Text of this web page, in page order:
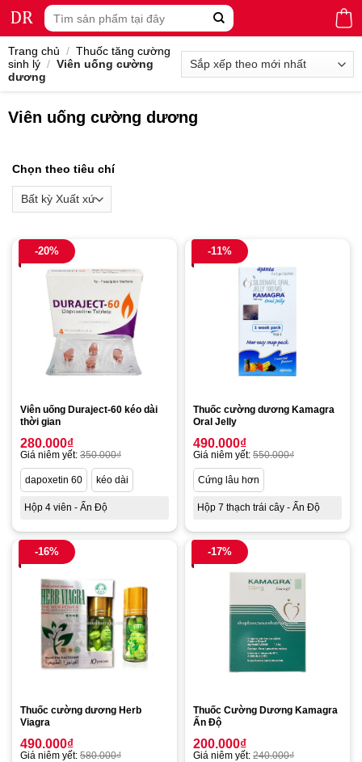
Tìm
kiếm:
Trang chủ / Thuốc tăng cường
sinh lý / Viên uống cường
dương
Viên uống cường dương
Chọn theo tiêu chí
-20%
Viên uống Duraject-60 kéo dài
thời gian
280.000₫
Giá niêm yết: 350.000₫
dapoxetin 60 kéo dài
Hộp 4 viên - Ấn Độ
-11%
Thuốc cường dương Kamagra
Oral Jelly
490.000₫
Giá niêm yết: 550.000₫
Cứng lâu hơn
Hộp 7 thạch trái cây - Ấn Độ
-16%
Thuốc cường dương Herb
Viagra
490.000₫
Giá niêm yết: 580.000₫
-17%
Thuốc Cường Dương Kamagra
Ấn Độ
200.000₫
Giá niêm yết: 240.000₫